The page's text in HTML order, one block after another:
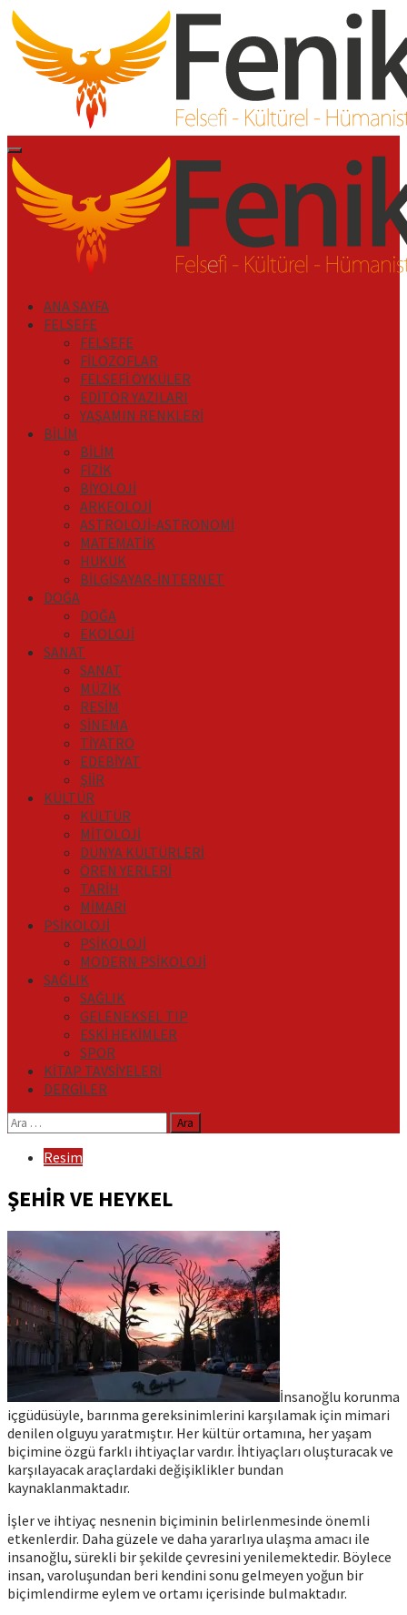
İçeriği
Geç
Primary
Menu
ANA SAYFA
FELSEFE
FELSEFE
FİLOZOFLAR
FELSEFİ ÖYKÜLER
EDİTÖR YAZILARI
YAŞAMIN RENKLERİ
BİLİM
BİLİM
FİZİK
BİYOLOJİ
ARKEOLOJİ
ASTROLOJİ-ASTRONOMİ
MATEMATİK
HUKUK
BİLGİSAYAR-İNTERNET
DOĞA
DOĞA
EKOLOJİ
SANAT
SANAT
MÜZİK
RESİM
SİNEMA
TİYATRO
EDEBİYAT
ŞİİR
KÜLTÜR
KÜLTÜR
MİTOLOJİ
DÜNYA KÜLTÜRLERİ
ÖREN YERLERİ
TARİH
MİMARİ
PSİKOLOJİ
PSİKOLOJİ
MODERN PSİKOLOJİ
SAĞLIK
SAĞLIK
GELENEKSEL TIP
ESKİ HEKİMLER
SPOR
KİTAP TAVSİYELERİ
DERGİLER
Arama:
Resim
ŞEHİR VE HEYKEL
İnsanoğlu korunma
içgüdüsüyle, barınma gereksinimlerini karşılamak için mimari
denilen olguyu yaratmıştır. Her kültür ortamına, her yaşam
biçimine özgü farklı ihtiyaçlar vardır. İhtiyaçları oluşturacak ve
karşılayacak araçlardaki değişiklikler bundan
kaynaklanmaktadır.
İşler ve ihtiyaç nesnenin biçiminin belirlenmesinde önemli
etkenlerdir. Daha güzele ve daha yararlıya ulaşma amacı ile
insanoğlu, sürekli bir şekilde çevresini yenilemektedir. Böylece
insan, varoluşundan beri kendini sonu gelmeyen yoğun bir
biçimlendirme eylem ve ortamı içerisinde bulmaktadır.